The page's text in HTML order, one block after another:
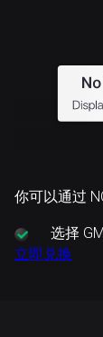
你可以通过
选择
立即兑换